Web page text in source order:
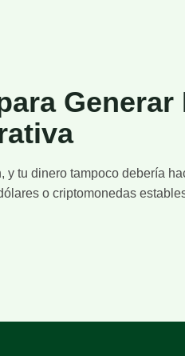
y tu dinero tampoco debería
o criptomonedas